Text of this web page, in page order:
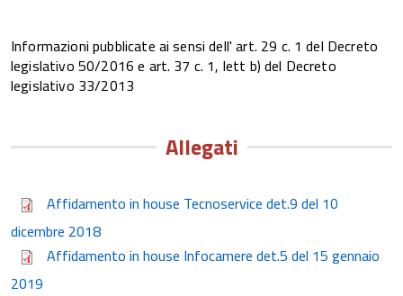
Informazioni pubblicate ai sensi dell' art. 29 c. 1 del Decreto
legislativo 50/2016 e art. 37 c. 1, lett b) del Decreto
legislativo 33/2013
Allegati
Affidamento in house Tecnoservice det.9 del 10
dicembre 2018
Affidamento in house Infocamere det.5 del 15 gennaio
2019